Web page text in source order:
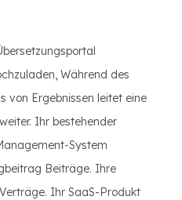
Während des
von Ergebnissen leitet eine
Ihr bestehender
System
Beiträge. Ihre
Ihr SaaS-Produkt